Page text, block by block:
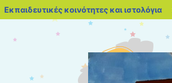
Εκπαιδευτικές κοινότητες και ιστολόγια